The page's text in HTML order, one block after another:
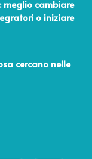
meglio cambiare
o iniziare
cercano nelle